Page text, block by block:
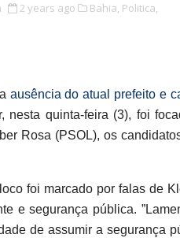
2 years ago Bahia, Politica,
ausência do atual prefeito e
nesta quinta-feira (3), foi
Rosa (PSOL), os
foi marcado por falas de
e segurança pública.
de assumir a segurança